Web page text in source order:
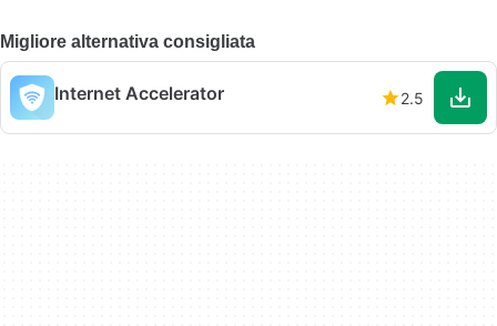
Migliore alternativa consigliata
Internet Accelerator 2.5